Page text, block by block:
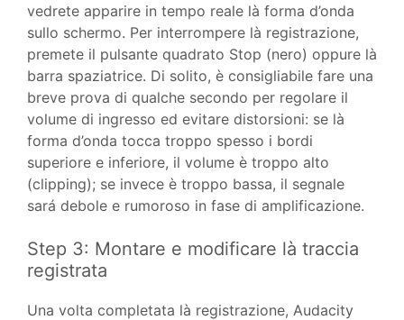
vedrete apparire in tempo reale là forma d’onda
sullo schermo. Per interrompere là registrazione,
premete il pulsante quadrato Stop (nero) oppure là
barra spaziatrice. Di solito, è consigliabile fare una
breve prova di qualche secondo per regolare il
volume di ingresso ed evitare distorsioni: se là
forma d’onda tocca troppo spesso i bordi
superiore e inferiore, il volume è troppo alto
(clipping); se invece è troppo bassa, il segnale
sará debole e rumoroso in fase di amplificazione.
Step 3: Montare e modificare là traccia
registrata
Una volta completata là registrazione, Audacity